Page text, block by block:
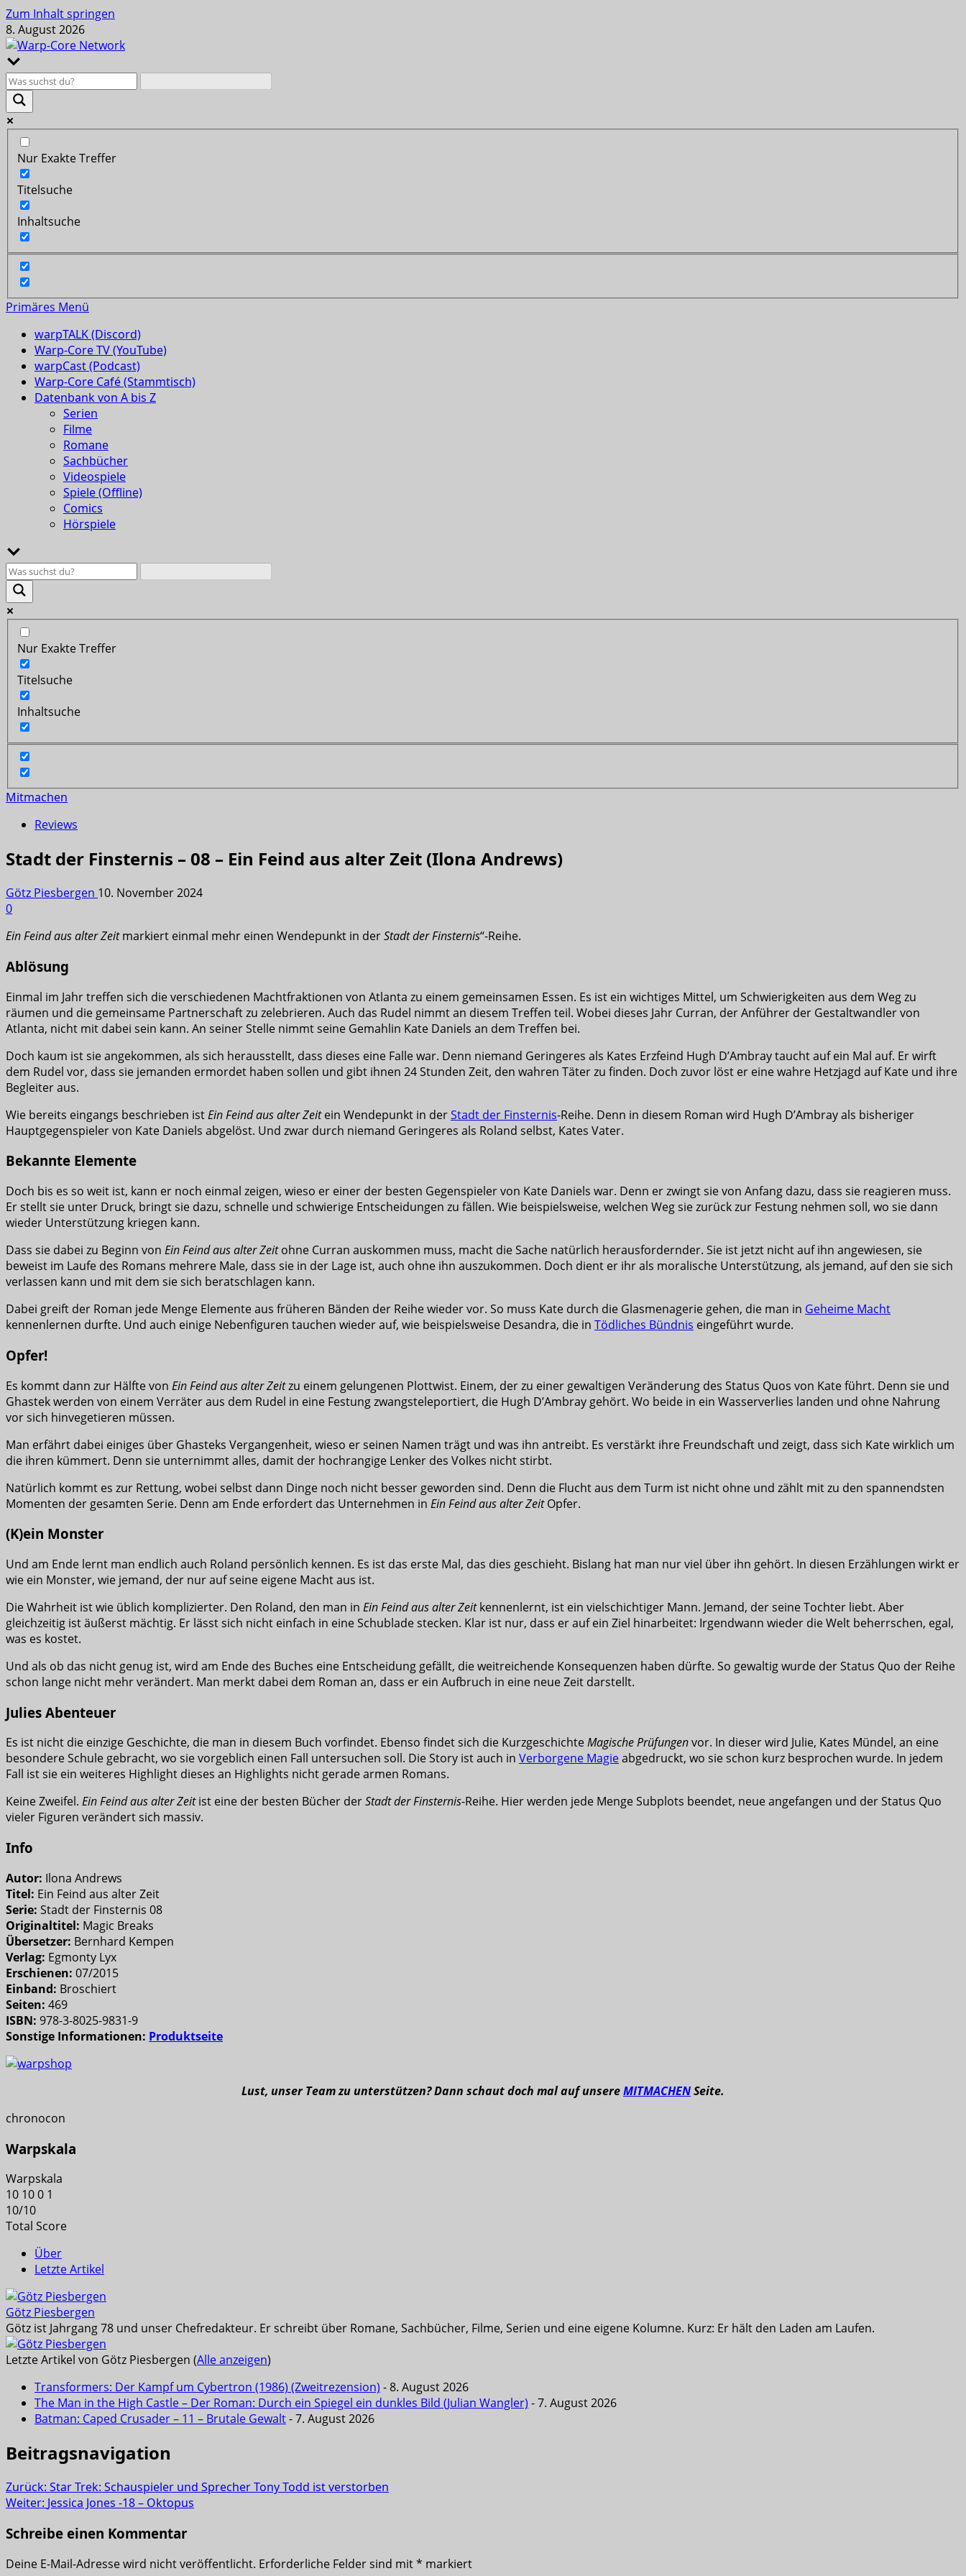
Zum Inhalt springen
8. August 2026
Nur Exakte Treffer
Titelsuche
Inhaltsuche
Primäres Menü
warpTALK (Discord)
Warp-Core TV (YouTube)
warpCast (Podcast)
Warp-Core Café (Stammtisch)
Datenbank von A bis Z
Serien
Filme
Romane
Sachbücher
Videospiele
Spiele (Offline)
Comics
Hörspiele
Nur Exakte Treffer
Titelsuche
Inhaltsuche
Mitmachen
Reviews
Stadt der Finsternis – 08 – Ein Feind aus alter Zeit (Ilona Andrews)
Götz Piesbergen 10. November 2024
0
Ein Feind aus alter Zeitmarkiert einmal mehr einen Wendepunkt in derStadt der Finsternis“-Reihe.
Ablösung
Einmal im Jahr treffen sich die verschiedenen Machtfraktionen von Atlanta zu einem gemeinsamen Essen. Es ist ein wichtiges Mittel, um Schwierigkeiten aus dem Weg zu
räumen und die gemeinsame Partnerschaft zu zelebrieren. Auch das Rudel nimmt an diesem Treffen teil. Wobei dieses Jahr Curran, der Anführer der Gestaltwandler von
Atlanta, nicht mit dabei sein kann. An seiner Stelle nimmt seine Gemahlin Kate Daniels an dem Treffen bei.
Doch kaum ist sie angekommen, als sich herausstellt, dass dieses eine Falle war. Denn niemand Geringeres als Kates Erzfeind Hugh D’Ambray taucht auf ein Mal auf. Er wirft
dem Rudel vor, dass sie jemanden ermordet haben sollen und gibt ihnen 24 Stunden Zeit, den wahren Täter zu finden. Doch zuvor löst er eine wahre Hetzjagd auf Kate und ihre
Begleiter aus.
Wie bereits eingangs beschrieben istEin Feind aus alter Zeitein Wendepunkt in derStadt der Finsternis-Reihe. Denn in diesem Roman wird Hugh D’Ambray als bisheriger
Hauptgegenspieler von Kate Daniels abgelöst. Und zwar durch niemand Geringeres als Roland selbst, Kates Vater.
Bekannte Elemente
Doch bis es so weit ist, kann er noch einmal zeigen, wieso er einer der besten Gegenspieler von Kate Daniels war. Denn er zwingt sie von Anfang dazu, dass sie reagieren muss.
Er stellt sie unter Druck, bringt sie dazu, schnelle und schwierige Entscheidungen zu fällen. Wie beispielsweise, welchen Weg sie zurück zur Festung nehmen soll, wo sie dann
wieder Unterstützung kriegen kann.
Dass sie dabei zu Beginn von Ein Feind aus alter Zeitohne Curran auskommen muss, macht die Sache natürlich herausfordernder. Sie ist jetzt nicht auf ihn angewiesen, sie
beweist im Laufe des Romans mehrere Male, dass sie in der Lage ist, auch ohne ihn auszukommen. Doch dient er ihr als moralische Unterstützung, als jemand, auf den sie sich
verlassen kann und mit dem sie sich beratschlagen kann.
Dabei greift der Roman jede Menge Elemente aus früheren Bänden der Reihe wieder vor. So muss Kate durch die Glasmenagerie gehen, die man in Geheime Macht
kennenlernen durfte. Und auch einige Nebenfiguren tauchen wieder auf, wie beispielsweise Desandra, die in Tödliches Bündnis eingeführt wurde.
Opfer!
Es kommt dann zur Hälfte von Ein Feind aus alter Zeitzu einem gelungenen Plottwist. Einem, der zu einer gewaltigen Veränderung des Status Quos von Kate führt. Denn sie und
Ghastek werden von einem Verräter aus dem Rudel in eine Festung zwangsteleportiert, die Hugh D’Ambray gehört. Wo beide in ein Wasserverlies landen und ohne Nahrung
vor sich hinvegetieren müssen.
Man erfährt dabei einiges über Ghasteks Vergangenheit, wieso er seinen Namen trägt und was ihn antreibt. Es verstärkt ihre Freundschaft und zeigt, dass sich Kate wirklich um
die ihren kümmert. Denn sie unternimmt alles, damit der hochrangige Lenker des Volkes nicht stirbt.
Natürlich kommt es zur Rettung, wobei selbst dann Dinge noch nicht besser geworden sind. Denn die Flucht aus dem Turm ist nicht ohne und zählt mit zu den spannendsten
Momenten der gesamten Serie. Denn am Ende erfordert das Unternehmen in Ein Feind aus alter ZeitOpfer.
(K)ein Monster
Und am Ende lernt man endlich auch Roland persönlich kennen. Es ist das erste Mal, das dies geschieht. Bislang hat man nur viel über ihn gehört. In diesen Erzählungen wirkt er
wie ein Monster, wie jemand, der nur auf seine eigene Macht aus ist.
Die Wahrheit ist wie üblich komplizierter. Den Roland, den man in Ein Feind aus alter Zeitkennenlernt, ist ein vielschichtiger Mann. Jemand, der seine Tochter liebt. Aber
gleichzeitig ist äußerst mächtig. Er lässt sich nicht einfach in eine Schublade stecken. Klar ist nur, dass er auf ein Ziel hinarbeitet: Irgendwann wieder die Welt beherrschen, egal,
was es kostet.
Und als ob das nicht genug ist, wird am Ende des Buches eine Entscheidung gefällt, die weitreichende Konsequenzen haben dürfte. So gewaltig wurde der Status Quo der Reihe
schon lange nicht mehr verändert. Man merkt dabei dem Roman an, dass er ein Aufbruch in eine neue Zeit darstellt.
Julies Abenteuer
Es ist nicht die einzige Geschichte, die man in diesem Buch vorfindet. Ebenso findet sich die KurzgeschichteMagische Prüfungenvor. In dieser wird Julie, Kates Mündel, an eine
besondere Schule gebracht, wo sie vorgeblich einen Fall untersuchen soll. Die Story ist auch in Verborgene Magieabgedruckt, wo sie schon kurz besprochen wurde. In jedem
Fall ist sie ein weiteres Highlight dieses an Highlights nicht gerade armen Romans.
Keine Zweifel. Ein Feind aus alter Zeitist eine der besten Bücher derStadt der Finsternis-Reihe. Hier werden jede Menge Subplots beendet, neue angefangen und der Status Quo
vieler Figuren verändert sich massiv.
Info
Autor: Ilona Andrews
Titel: Ein Feind aus alter Zeit
Serie: Stadt der Finsternis 08
Originaltitel: Magic Breaks
Übersetzer: Bernhard Kempen
Verlag: Egmonty Lyx
Erschienen: 07/2015
Einband: Broschiert
Seiten: 469
ISBN: 978-3-8025-9831-9
Sonstige Informationen: Produktseite
Lust, unser Team zu unterstützen? Dann schaut doch mal auf unsereMITMACHENSeite.
chronocon
Warpskala
Warpskala
10 100 1
10/10
Total Score
Über
Letzte Artikel
Götz Piesbergen
Götz ist Jahrgang 78 und unser Chefredakteur. Er schreibt über Romane, Sachbücher, Filme, Serien und eine eigene Kolumne. Kurz: Er hält den Laden am Laufen.
Letzte Artikel von Götz Piesbergen (Alle anzeigen)
Transformers: Der Kampf um Cybertron (1986) (Zweitrezension) - 8. August 2026
The Man in the High Castle – Der Roman: Durch ein Spiegel ein dunkles Bild (Julian Wangler) - 7. August 2026
Batman: Caped Crusader – 11 – Brutale Gewalt- 7. August 2026
Beitragsnavigation
Zurück: Star Trek: Schauspieler und Sprecher Tony Todd ist verstorben
Weiter: Jessica Jones -18 – Oktopus
Schreibe einen Kommentar
Deine E-Mail-Adresse wird nicht veröffentlicht. Erforderliche Felder sind mit* markiert